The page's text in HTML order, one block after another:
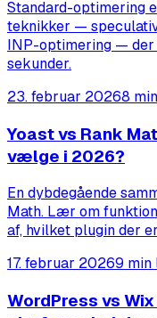
Standard-optimering
teknikker —
INP-optimering — der
sekunder.
23. februar 20268
Yoast vs Rank
vælge i 2026?
En dybdegående
Math. Lær om
af, hvilket plugin der
17. februar 20269
WordPress vs